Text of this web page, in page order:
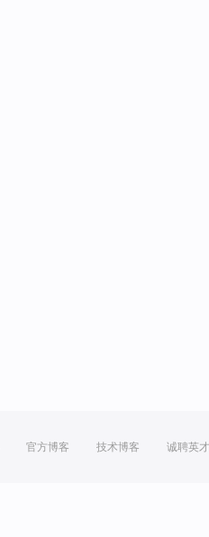
官方博客 技术博客 诚聘英才